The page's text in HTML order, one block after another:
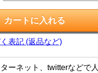
表記 (返品など)
ーネット、twitterなどで